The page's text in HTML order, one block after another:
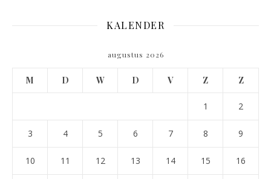
KALENDER
augustus 2026
M D W D V Z Z
1 2
3 4 5 6 7 8 9
10 11 12 13 14 15 16